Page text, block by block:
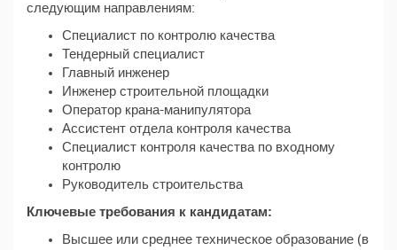
следующим направлениям:
Специалист по контролю качества
Тендерный специалист
Главный инженер
Инженер строительной площадки
Оператор крана-манипулятора
Ассистент отдела контроля качества
Специалист контроля качества по входному
контролю
Руководитель строительства
Ключевые требования к кандидатам:
Высшее или среднее техническое образование (в